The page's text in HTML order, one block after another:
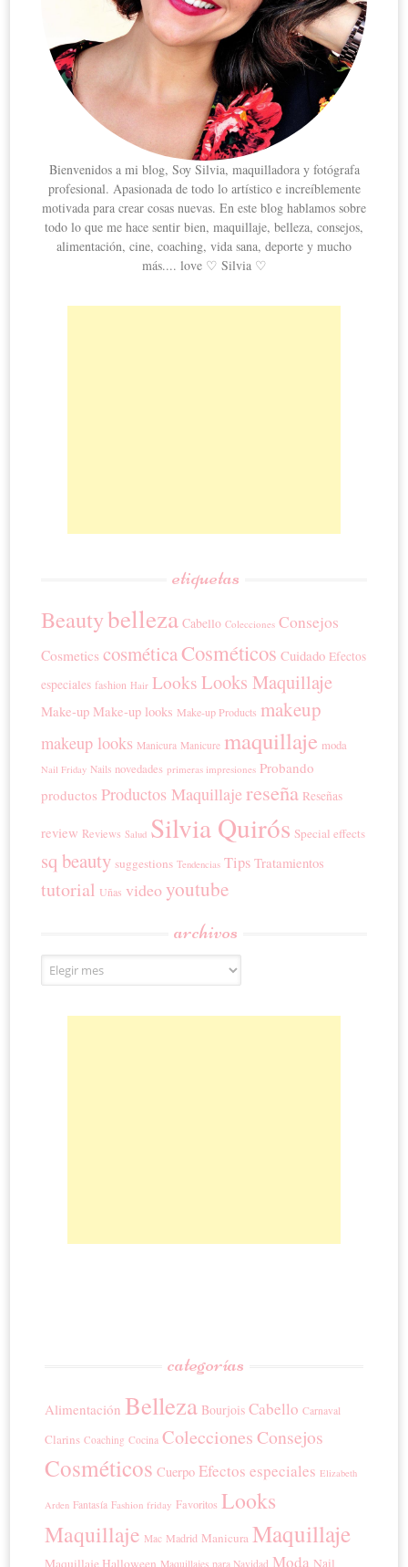
Bienvenidos a mi blog, Soy Silvia, maquilladora y fotógrafa
profesional. Apasionada de todo lo artístico e increíblemente
motivada para crear cosas nuevas. En este blog hablamos sobre
todo lo que me hace sentir bien, maquillaje, belleza, consejos,
alimentación, cine, coaching, vida sana, deporte y mucho
más.... love ♡ Silvia ♡
etiquetas
Beautybelleza Cabello Colecciones Consejos
Cosmetics cosméticaCosméticos Cuidado Efectos
especiales fashion Hair Looks Looks Maquillaje
Make-up Make-up looks Make-up Products makeup
makeup looks Manicura Manicure maquillaje moda
Nail Friday Nails novedades primeras impresiones Probando
productos Productos Maquillaje reseña Reseñas
review Reviews Salud Silvia Quirós Special effects
sq beauty suggestions Tendencias Tips Tratamientos
tutorial Uñas videoyoutube
archivos
Archivos
categorías
Alimentación Belleza Bourjois Cabello Carnaval
Clarins Coaching Cocina ColeccionesConsejos
Cosméticos Cuerpo Efectos especiales Elizabeth
Arden Fantasía Fashion friday Favoritos Looks
Maquillaje Mac Madrid Manicura Maquillaje
Maquillaje Halloween Maquillajes para Navidad Moda Nail